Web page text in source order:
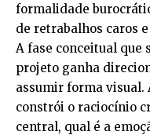
formalidade
de retrabalhos caros
A fase conceitual que
projeto ganha
assumir forma visual.
constrói o raciocínio
central, qual é a